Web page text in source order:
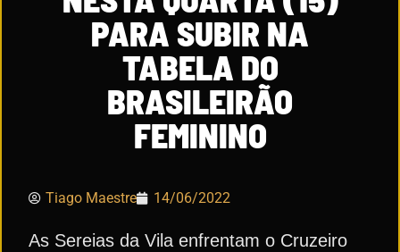
PARA SUBIR NA
TABELA DO
BRASILEIRÃO
FEMININO
Tiago Maestre 14/06/2022
As Sereias da Vila enfrentam o Cruzeiro